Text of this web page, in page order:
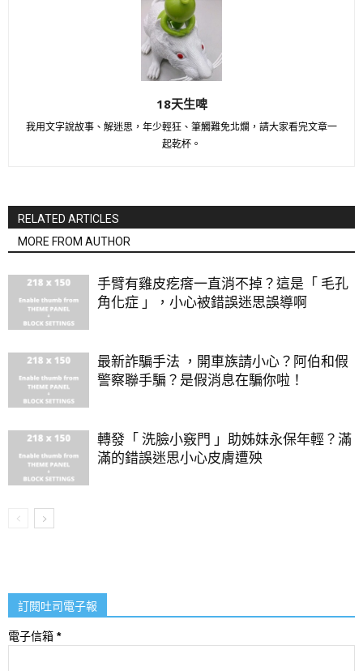
18天生啤
我用文字說故事、解迷思，年少輕狂、筆觸難免北爛，請大家看完文章一
起乾杯。
RELATED ARTICLES
MORE FROM AUTHOR
手臂有雞皮疙瘩一直消不掉？這是「 毛孔
角化症 」，小心被錯誤迷思誤導啊
最新詐騙手法 ，開車族請小心？阿伯和假
警察聯手騙？是假消息在騙你啦！
轉發「 洗臉小竅門 」助姊妹永保年輕？滿
滿的錯誤迷思小心皮膚遭殃
訂閱吐司電子報
電子信箱 *